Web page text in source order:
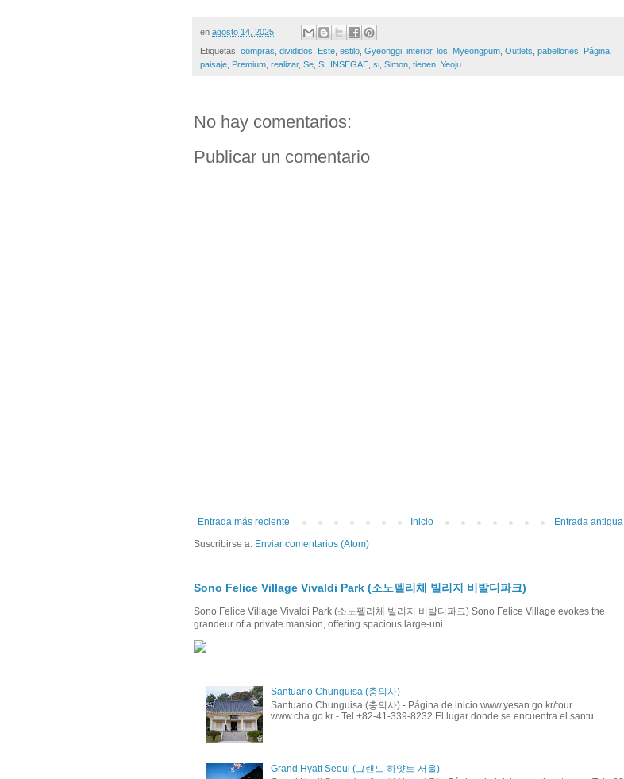
en agosto 14, 2025
Etiquetas: compras divididos Este estilo Gyeonggi interior, los Myeongpum Outlets pabellones Página
paisaje Premium realizar, Se SHINSEGAE si Simon tienen Yeoju
No hay comentarios:
Publicar un comentario
Entrada más reciente Entrada antigua
Inicio
Suscribirse a: Enviar comentarios (Atom)
Sono Felice Village Vivaldi Park (소노펠리체 빌리지 비발디파크)
Sono Felice Village Vivaldi Park (소노펠리체 빌리지 비발디파크) Sono Felice Village evokes the
grandeur of a private mansion, offering spacious large-uni...
Santuario Chunguisa (충의사)
Santuario Chunguisa (충의사) - Página de inicio www.yesan.go.kr/tour
www.cha.go.kr - Tel +82-41-339-8232 El lugar donde se encuentra el santu...
Grand Hyatt Seoul (그랜드 하얏트 서울)